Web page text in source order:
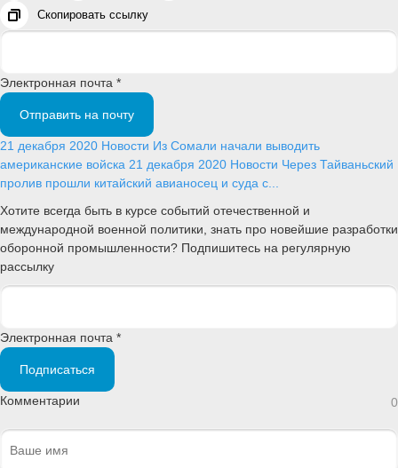
Скопировать ссылку
Электронная почта *
Отправить на почту
21 декабря 2020 Новости Из Сомали начали выводить
американские войска 21 декабря 2020 Новости Через Тайваньский
пролив прошли китайский авианосец и суда с...
Хотите всегда быть в курсе событий отечественной и
международной военной политики, знать про новейшие разработки
оборонной промышленности? Подпишитесь на регулярную
рассылку
Электронная почта *
Подписаться
Комментарии 0